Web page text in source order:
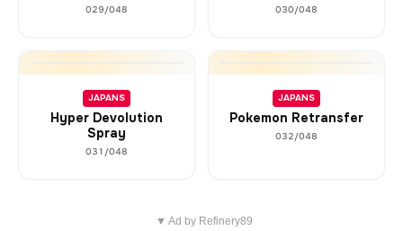
029/048 030/048
JAPANS
Hyper Devolution
Spray
031/048
JAPANS
Pokemon Retransfer
032/048
▼ Ad by Refinery89